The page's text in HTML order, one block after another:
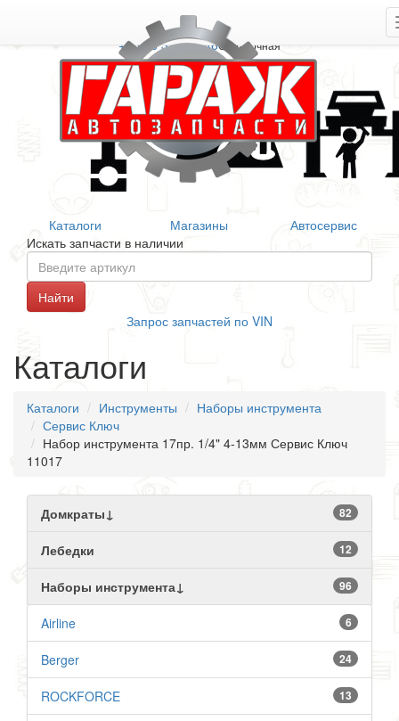
+7 906 377 46 46Справочная
Каталоги Магазины
Автосервис
Искать запчасти в наличии
Запрос запчастей по VIN
Каталоги
Каталоги Инструменты
Наборы инструмента
Сервис Ключ
Набор инструмента 17пр. 1/4" 4-13мм Сервис Ключ
11017
Домкраты↓ 82
Лебедки 12
Наборы инструмента↓ 96
6
Airline
24
Berger
13
ROCKFORCE